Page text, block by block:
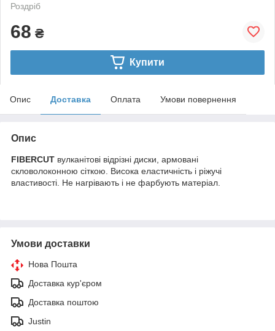
Роздріб
68 ₴
Купити
Опис Доставка Оплата Умови повернення
Опис
FIBERCUT вулканітові відрізні диски, армовані
скловолоконною сіткою. Висока еластичність і ріжучі
властивості. Не нагрівають і не фарбують матеріал.
Умови доставки
Нова Пошта
Доставка кур'єром
Доставка поштою
Justin